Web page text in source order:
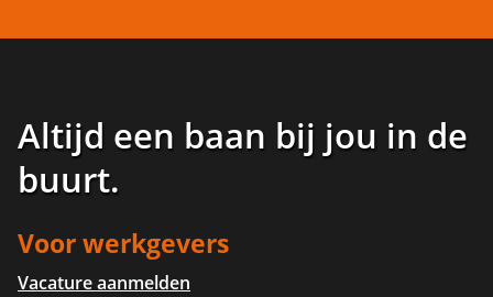
Altijd een baan bij jou in de
buurt.
Voor werkgevers
Vacature aanmelden